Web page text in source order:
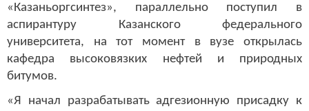
«Казаньоргсинтез», параллельно поступил в
аспирантуру Казанского федерального
университета, на тот момент в вузе открылась
кафедра высоковязких нефтей и природных
битумов.
«Я начал разрабатывать адгезионную присадку к